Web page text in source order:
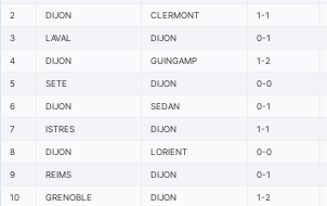
2 DIJON CLERMONT 1-1
3 LAVAL DIJON 0-1
4 DIJON GUINGAMP 1-2
5 SETE DIJON 0-0
6 DIJON SEDAN 0-1
7 ISTRES DIJON 1-1
8 DIJON LORIENT 0-0
9 REIMS DIJON 0-1
10 GRENOBLE DIJON 1-2